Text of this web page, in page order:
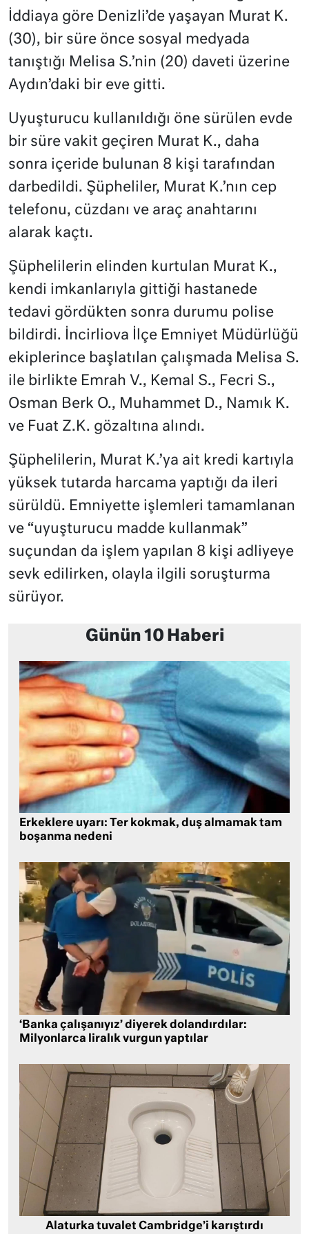
İddiaya göre Denizli’de yaşayan Murat K.
(30), bir süre önce sosyal medyada
tanıştığı Melisa S.’nin (20) daveti üzerine
Aydın’daki bir eve gitti.
Uyuşturucu kullanıldığı öne sürülen evde
bir süre vakit geçiren Murat K., daha
sonra içeride bulunan 8 kişi tarafından
darbedildi. Şüpheliler, Murat K.’nın cep
telefonu, cüzdanı ve araç anahtarını
alarak kaçtı.
Şüphelilerin elinden kurtulan Murat K.,
kendi imkanlarıyla gittiği hastanede
tedavi gördükten sonra durumu polise
bildirdi. İncirliova İlçe Emniyet Müdürlüğü
ekiplerince başlatılan çalışmada Melisa S.
ile birlikte Emrah V., Kemal S., Fecri S.,
Osman Berk O., Muhammet D., Namık K.
ve Fuat Z.K. gözaltına alındı.
Şüphelilerin, Murat K.’ya ait kredi kartıyla
yüksek tutarda harcama yaptığı da ileri
sürüldü. Emniyette işlemleri tamamlanan
ve “uyuşturucu madde kullanmak”
suçundan da işlem yapılan 8 kişi adliyeye
sevk edilirken, olayla ilgili soruşturma
sürüyor.
Günün 10 Haberi
Erkeklere uyarı: Ter kokmak, duş almamak tam
boşanma nedeni
‘Banka çalışanıyız’ diyerek dolandırdılar:
Milyonlarca liralık vurgun yaptılar
Alaturka tuvalet Cambridge’i karıştırdı